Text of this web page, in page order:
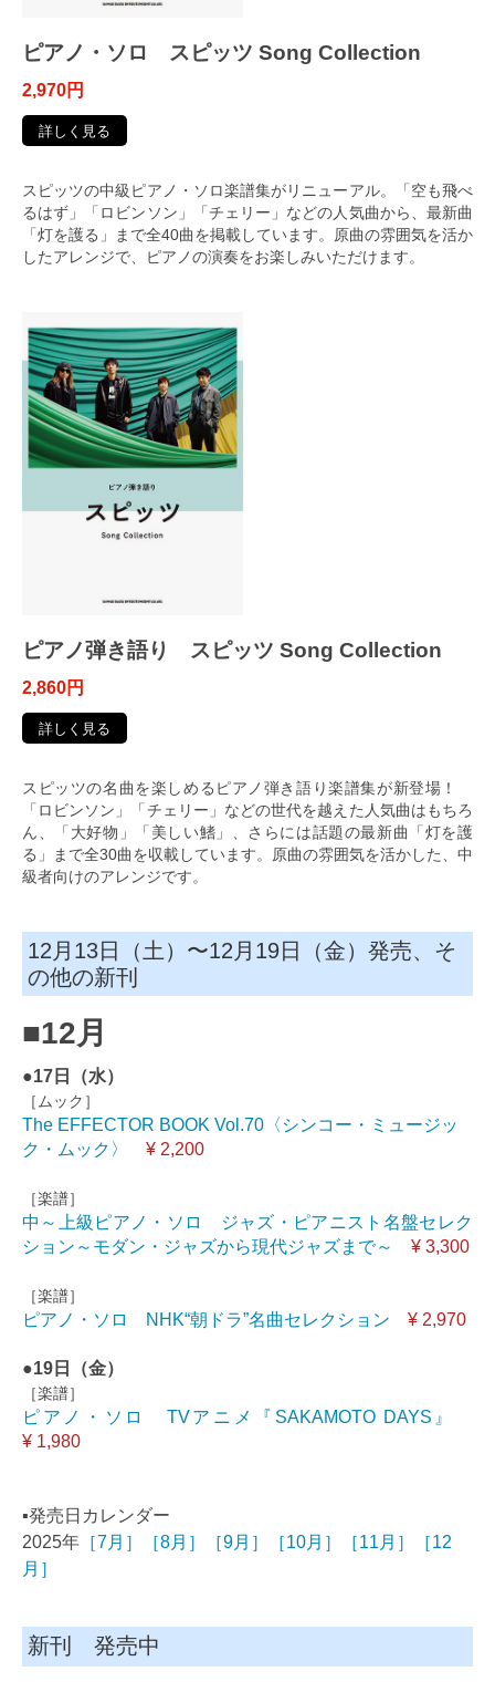
ピアノ・ソロ スピッツ Song Collection
2,970円
詳しく見る
スピッツの中級ピアノ・ソロ楽譜集がリニューアル。「空も飛べ
るはず」「ロビンソン」「チェリー」などの人気曲から、最新曲
「灯を護る」まで全40曲を掲載しています。原曲の雰囲気を活か
したアレンジで、ピアノの演奏をお楽しみいただけます。
ピアノ弾き語り スピッツ Song Collection
2,860円
詳しく見る
スピッツの名曲を楽しめるピアノ弾き語り楽譜集が新登場！
「ロビンソン」「チェリー」などの世代を越えた人気曲はもちろ
ん、「大好物」「美しい鰭」、さらには話題の最新曲「灯を護
る」まで全30曲を収載しています。原曲の雰囲気を活かした、中
級者向けのアレンジです。
12月13日（土）〜12月19日（金）発売、そ
の他の新刊
■12月
●17日（水）
［ムック］
The EFFECTOR BOOK Vol.70〈シンコー・ミュージッ
ク・ムック〉
¥ 2,200
［楽譜］
中～上級ピアノ・ソロ ジャズ・ピアニスト名盤セレク
ション～モダン・ジャズから現代ジャズまで～
¥ 3,300
［楽譜］
ピアノ・ソロ NHK“朝ドラ”名曲セレクション ¥ 2,970
●19日（金）
［楽譜］
ピアノ・ソロ TVアニメ『SAKAMOTO DAYS』
¥ 1,980
▪️発売日カレンダー
2025年 ［7月］ ［8月］ ［9月］ ［10月］ ［11月］
［12
月］
新刊 発売中